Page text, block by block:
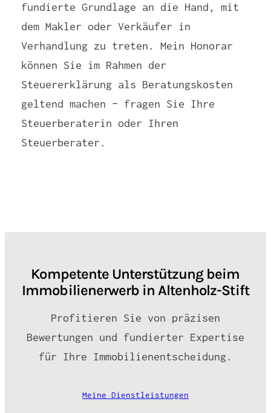
fundierte Grundlage an die Hand, mit
dem Makler oder Verkäufer in
Verhandlung zu treten. Mein Honorar
können Sie im Rahmen der
Steuererklärung als Beratungskosten
geltend machen – fragen Sie Ihre
Steuerberaterin oder Ihren
Steuerberater.
Kompetente Unterstützung beim
Immobilienerwerb in Altenholz-Stift
Profitieren Sie von präzisen
Bewertungen und fundierter Expertise
für Ihre Immobilienentscheidung.
Meine Dienstleistungen